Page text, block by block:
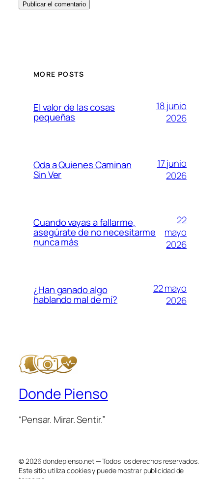
MORE POSTS
El valor de las cosas
pequeñas
18 junio
2026
Oda a Quienes Caminan
Sin Ver
17 junio
2026
Cuando vayas a fallarme,
asegúrate de no necesitarme
nunca más
22
mayo
2026
¿Han ganado algo
hablando mal de mí?
22 mayo
2026
Donde Pienso
“Pensar. Mirar. Sentir.”
© 2026 dondepienso.net — Todos los derechos reservados.
Este sitio utiliza cookies y puede mostrar publicidad de